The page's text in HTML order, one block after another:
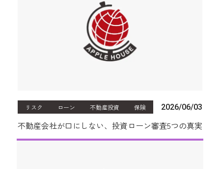
リスク ローン 不動産投資 保険 2026/06/03
不動産会社が口にしない、投資ローン審査5つの真実